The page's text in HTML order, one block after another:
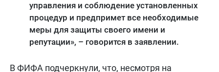
управления и соблюдение установленных
процедур и предпримет все необходимые
меры для защиты своего имени и
репутации», – говорится в заявлении.
В ФИФА подчеркнули, что, несмотря на